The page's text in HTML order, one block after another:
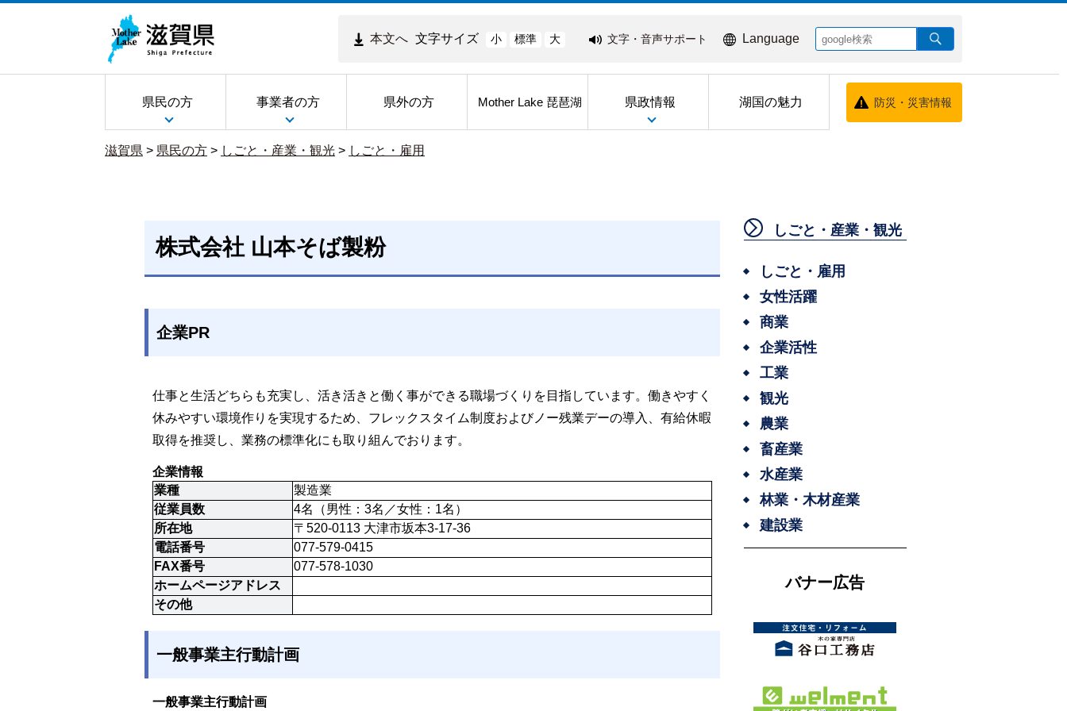
本文へ 文字サイズ 小 標準 大 文字・音声サポート Language
県民の方 事業者の方 県外の方 Mother Lake 琵琶湖 県政情報 湖国の魅力 防災・災害情報
滋賀県 > 県民の方 > しごと・産業・観光 > しごと・雇用
株式会社 山本そば製粉
企業PR
仕事と生活どちらも充実し、活き活きと働く事ができる職場づくりを目指しています。働きやすく
休みやすい環境作りを実現するため、フレックスタイム制度およびノー残業デーの導入、有給休暇
取得を推奨し、業務の標準化にも取り組んでおります。
企業情報
業種
製造業
従業員数
4名（男性：3名／女性：1名）
所在地
〒520-0113 大津市坂本3-17-36
電話番号
077-579-0415
FAX番号
077-578-1030
ホームページアドレス
その他
一般事業主行動計画
一般事業主行動計画
しごと・産業・観光
しごと・雇用
女性活躍
商業
企業活性
工業
観光
農業
畜産業
水産業
林業・木材産業
建設業
バナー広告